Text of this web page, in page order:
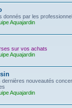
donnés par les
Aquajardin
sur vos achats
Aquajardin
dernières nouveautés
Aquajardin